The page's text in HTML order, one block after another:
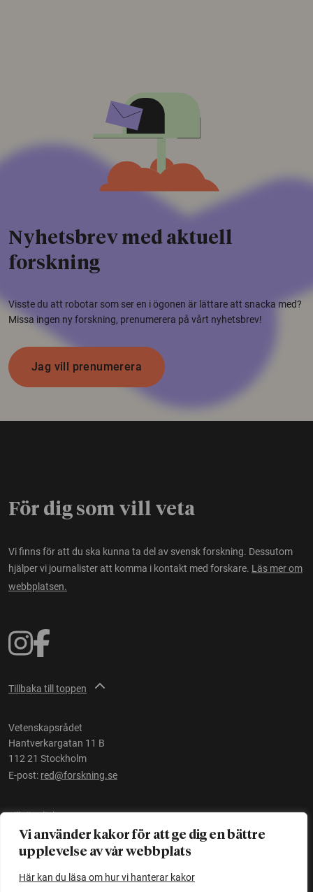
Vi använder kakor för att ge dig en bättre
upplevelse av vår webbplats
Här kan du läsa om hur vi hanterar kakor
Nyhetsbrev med aktuell
forskning
Visste du att robotar som ser en i ögonen är lättare att snacka med?
Missa ingen ny forskning, prenumerera på vårt nyhetsbrev!
Jag vill prenumerera
För dig som vill veta
Vi finns för att du ska kunna ta del av svensk forskning. Dessutom
hjälper vi journalister att komma i kontakt med forskare. Läs mer om
webbplatsen.
Tillbaka till toppen
Vetenskapsrådet
Hantverkargatan 11 B
112 21 Stockholm
E-post: red@forskning.se
Tillgänglighet
Ett initiativ avVetenskapsrådet